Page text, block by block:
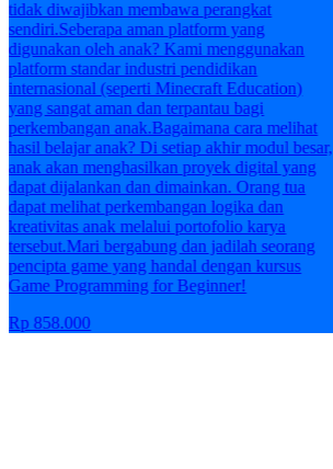
tidak diwajibkan membawa perangkat
sendiri.Seberapa aman platform yang
digunakan oleh anak? Kami menggunakan
platform standar industri pendidikan
internasional (seperti Minecraft Education)
yang sangat aman dan terpantau bagi
perkembangan anak.Bagaimana cara melihat
hasil belajar anak? Di setiap akhir modul besar,
anak akan menghasilkan proyek digital yang
dapat dijalankan dan dimainkan. Orang tua
dapat melihat perkembangan logika dan
kreativitas anak melalui portofolio karya
tersebut.Mari bergabung dan jadilah seorang
pencipta game yang handal dengan kursus
Game Programming for Beginner!
Rp 858.000